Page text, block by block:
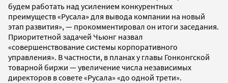
будем работать над усилением конкурентных
преимуществ «Русала» для вывода компании на новый
этап развития», — прокомментировал он итоги заседания.
Приоритетной задачей Чьюнг назвал
«совершенствование системы корпоративного
управления». В частности, в планах у главы Гонконгской
товарной биржи — увеличение числа независимых
директоров в совете «Русала» «до одной трети».